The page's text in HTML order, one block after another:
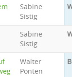
Sabine
Sistig
Sabine
Sistig
Walter
Ponten